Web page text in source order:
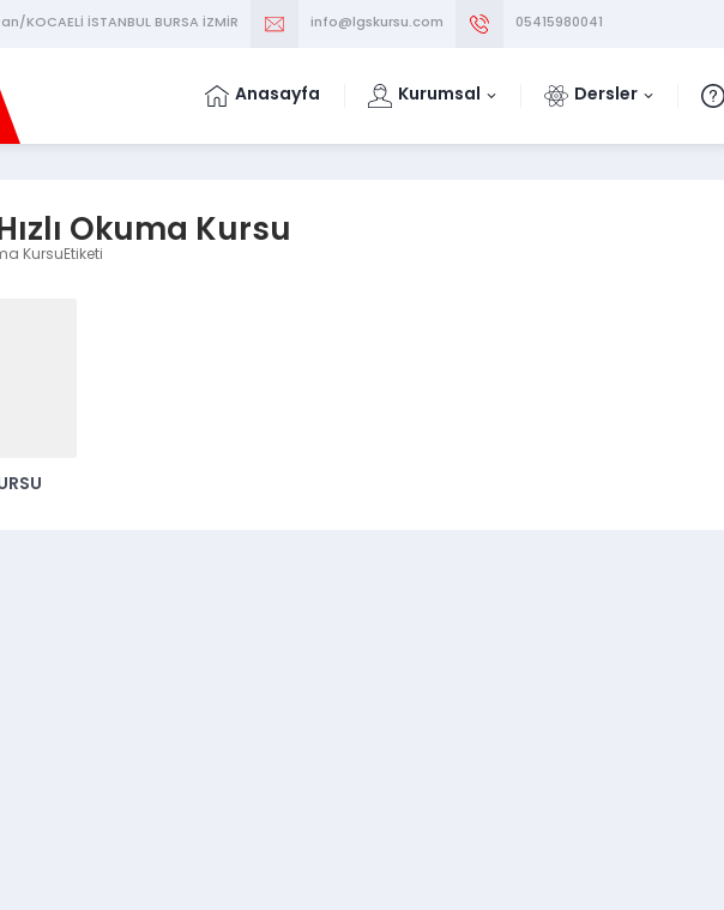
KOCAELİ İSTANBUL BURSA İZMİR info@lgskursu.com 05415980041
Anasayfa Kurumsal Dersler
Okuma Kursu
KursuEtiketi